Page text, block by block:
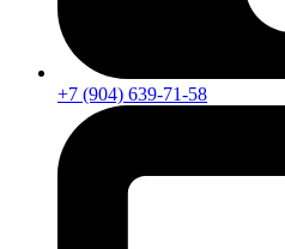
+7 (904) 639-71-58